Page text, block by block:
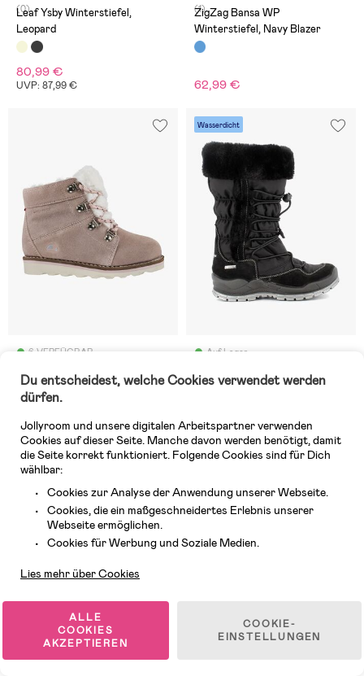
(0)
Leaf Ysby Winterstiefel,
Leopard
80,99 €
UVP: 87,99 €
(1)
ZigZag Bansa WP
Winterstiefel, Navy Blazer
62,99 €
6 VERFÜGBAR
(3)
Viking Ebba WP Winterstiefel,
Antiquerose
71,99 €
UVP: 79,99 €
Wasserdicht
Auf Lager
(0)
Primigi PHHGT GTX
103,99 €
UVP: 109,99 €
Du entscheidest, welche Cookies verwendet werden
dürfen.
Jollyroom und unsere digitalen Arbeitspartner verwenden
Cookies auf dieser Seite. Manche davon werden benötigt, damit
die Seite korrekt funktioniert. Folgende Cookies sind für Dich
wählbar:
Cookies zur Analyse der Anwendung unserer Webseite.
Cookies, die ein maßgeschneidertes Erlebnis unserer
Webseite ermöglichen.
Cookies für Werbung und Soziale Medien.
Lies mehr über Cookies
ALLE
COOKIES
AKZEPTIEREN
COOKIE-
EINSTELLUNGEN